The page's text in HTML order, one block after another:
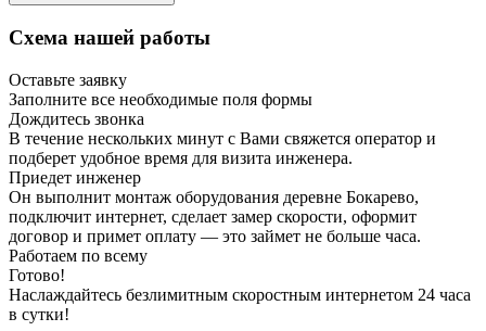
Схема нашей работы
Оставьте заявку
Заполните все необходимые поля формы
Дождитесь звонка
В течение нескольких минут с Вами свяжется оператор и
подберет удобное время для визита инженера.
Приедет инженер
Он выполнит монтаж оборудования деревне Бокарево,
подключит интернет, сделает замер скорости, оформит
договор и примет оплату — это займет не больше часа.
Работаем по всему
Готово!
Наслаждайтесь безлимитным скоростным интернетом 24 часа
в сутки!